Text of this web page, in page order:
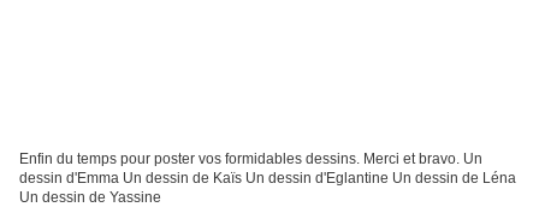
Enfin du temps pour poster vos formidables dessins. Merci et bravo. Un
dessin d'Emma Un dessin de Kaïs Un dessin d'Eglantine Un dessin de Léna
Un dessin de Yassine